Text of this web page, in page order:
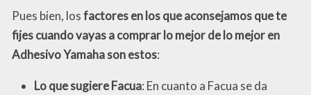
Pues bien, losfactores en los que aconsejamos que te
fijes cuando vayas a comprar lo mejor de lo mejor en
Adhesivo Yamaha son estos:
Lo que sugiere Facua: En cuanto a Facua se da